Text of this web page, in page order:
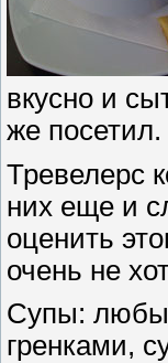
вкусно и
же
Тревелерс
них еще и
оценить
очень не
Супы:
гренками,